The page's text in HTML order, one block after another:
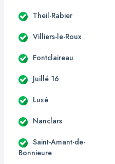
Theil-Rabier
Villiers-le-Roux
Fontclaireau
Juillé 16
Luxé
Nanclars
Saint-Amant-de-
Bonnieure